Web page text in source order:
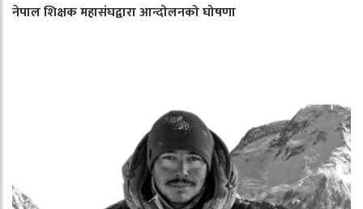
नेपाल शिक्षक महासंघद्वारा आन्दोलनको घोषणा